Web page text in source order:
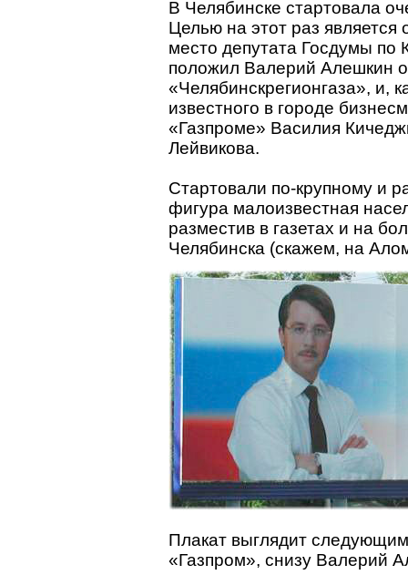
В Челябинске стартовала
Целью на этот раз
место депутата Госдумы по
положил Валерий Алешкин
«Челябинскрегионгаза», и,
известного в городе
«Газпроме» Василия
Лейвикова.
Стартовали по-крупному и
фигура малоизвестная
разместив в газетах и на
Челябинска (скажем, на
Плакат выглядит
«Газпром», снизу Валерий